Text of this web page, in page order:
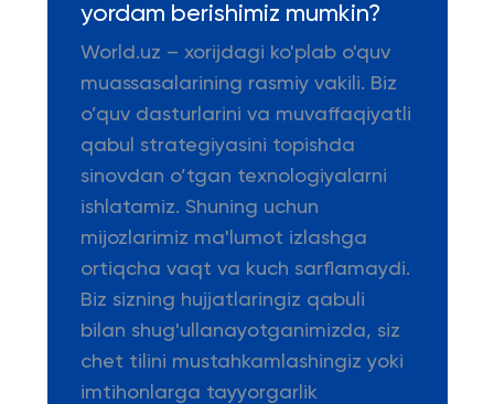
yordam berishimiz mumkin?
World.uz – xorijdagi ko'plab o'quv
muassasalarining rasmiy vakili. Biz
o’quv dasturlarini va muvaffaqiyatli
qabul strategiyasini topishda
sinovdan o’tgan texnologiyalarni
ishlatamiz. Shuning uchun
mijozlarimiz ma'lumot izlashga
ortiqcha vaqt va kuch sarflamaydi.
Biz sizning hujjatlaringiz qabuli
bilan shug'ullanayotganimizda, siz
chet tilini mustahkamlashingiz yoki
imtihonlarga tayyorgarlik